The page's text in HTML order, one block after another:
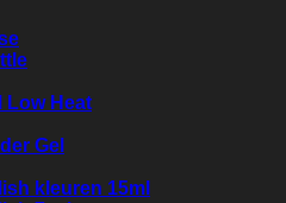
Low Heat
Gel
kleuren 15ml